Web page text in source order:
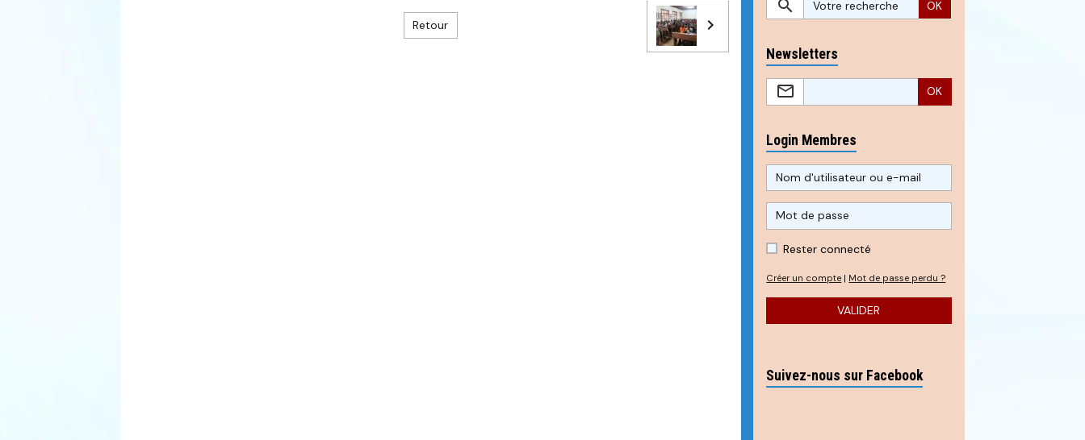
Retour
OK
Newsletters
OK
Login Membres
Rester connecté
Créer un compte | Mot de passe perdu ?
VALIDER
Suivez-nous sur Facebook